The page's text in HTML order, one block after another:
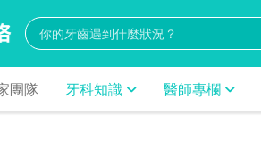
團隊 牙科知識 醫師專欄